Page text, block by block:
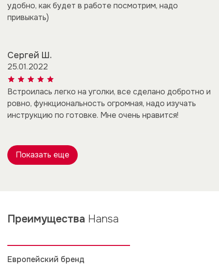
удобно, как будет в работе посмотрим, надо
привыкать)
Сергей Ш.
25.01.2022
Встроилась легко на уголки, все сделано добротно и
ровно, функциональность огромная, надо изучать
инструкцию по готовке. Мне очень нравится!
Показать еще
Преимущества Hansa
Европейский бренд